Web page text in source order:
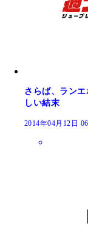
さらば、ラン
しい結末
2014年04月12日